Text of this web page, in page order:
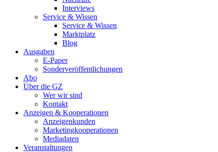
Interviews
Service & Wissen
Service & Wissen
Marktplatz
Blog
Ausgaben
E-Paper
Sonderveröffentlichungen
Abo
Über die GZ
Wer wir sind
Kontakt
Anzeigen & Kooperationen
Anzeigenkunden
Marketingkooperationen
Mediadaten
Veranstaltungen